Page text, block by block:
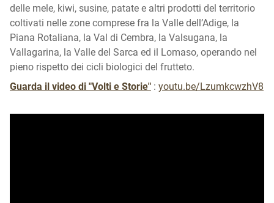
delle mele, kiwi, susine, patate e altri prodotti del territorio
coltivati nelle zone comprese fra la Valle dell’Adige, la
Piana Rotaliana, la Val di Cembra, la Valsugana, la
Vallagarina, la Valle del Sarca ed il Lomaso, operando nel
pieno rispetto dei cicli biologici del frutteto.
Guarda il video di "Volti e Storie" : youtu.be/LzumkcwzhV8